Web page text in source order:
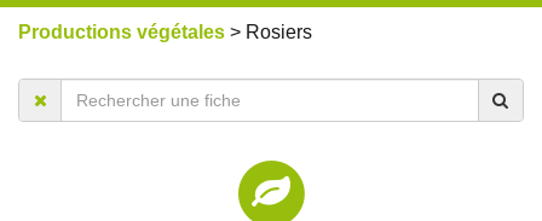
Productions végétales > Rosiers